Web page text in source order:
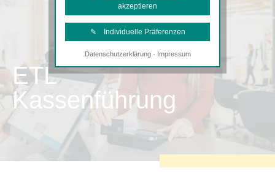
ETL
Kassenführung
akzeptieren
✎ Individuelle Präferenzen
Notwendige Cookies
Diese Cookies sind erforderlich, um die
zu sichern.
Tracking- und Targeting-Cookies
Diese Cookies sind erforderlich, um
zu optimieren. Hierzu gehört eine
Angebotes einschließlich der
Datenschutzerklärung· Impressum